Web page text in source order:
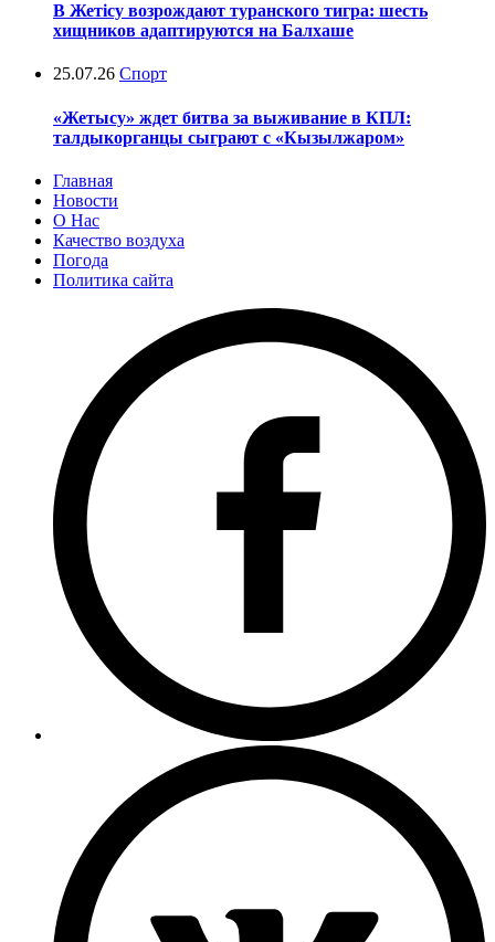
В Жетісу возрождают туранского тигра: шесть
хищников адаптируются на Балхаше
25.07.26 Спорт
«Жетысу» ждет битва за выживание в КПЛ:
талдыкорганцы сыграют с «Кызылжаром»
Главная
Новости
О Нас
Качество воздуха
Погода
Политика сайта